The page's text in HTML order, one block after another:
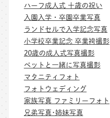
ハーフ成人式 十歳の祝い
入園入学・卒園卒業写真
ランドセルで入学記念写真
小学校卒業記念 卒業袴撮影
20歳の成人式写真撮影
ペットと一緒に写真撮影
マタニティフォト
フォトウェディング
家族写真 ファミリーフォト
兄弟写真･姉妹写真